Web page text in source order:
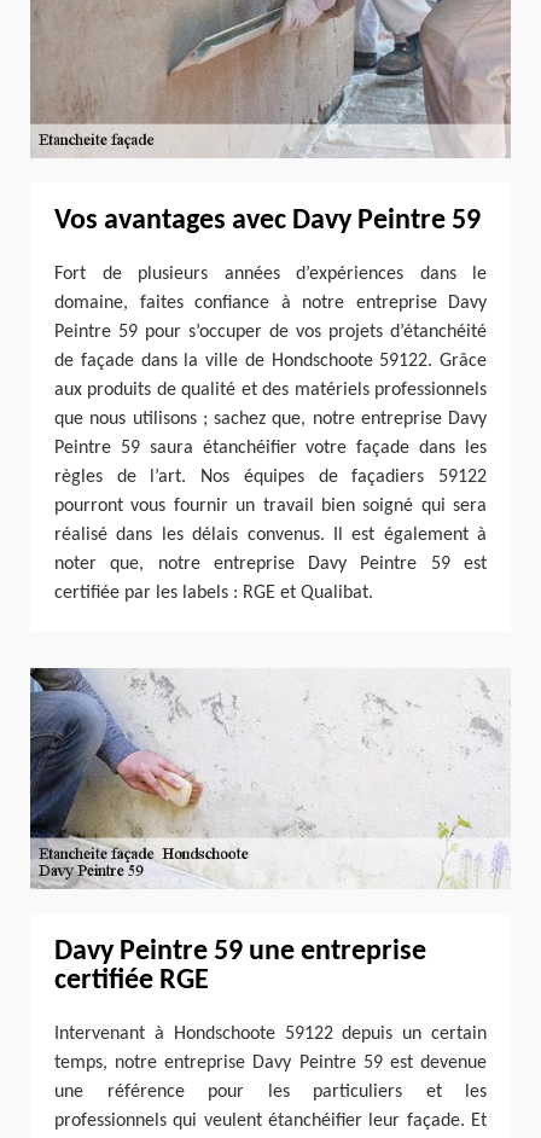
Vos avantages avec Davy Peintre 59
Fort de plusieurs années d’expériences dans le
domaine, faites confiance à notre entreprise Davy
Peintre 59 pour s’occuper de vos projets d’étanchéité
de façade dans la ville de Hondschoote 59122. Grâce
aux produits de qualité et des matériels professionnels
que nous utilisons ; sachez que, notre entreprise Davy
Peintre 59 saura étanchéifier votre façade dans les
règles de l’art. Nos équipes de façadiers 59122
pourront vous fournir un travail bien soigné qui sera
réalisé dans les délais convenus. Il est également à
noter que, notre entreprise Davy Peintre 59 est
certifiée par les labels : RGE et Qualibat.
Davy Peintre 59 une entreprise
certifiée RGE
Intervenant à Hondschoote 59122 depuis un certain
temps, notre entreprise Davy Peintre 59 est devenue
une référence pour les particuliers et les
professionnels qui veulent étanchéifier leur façade. Et